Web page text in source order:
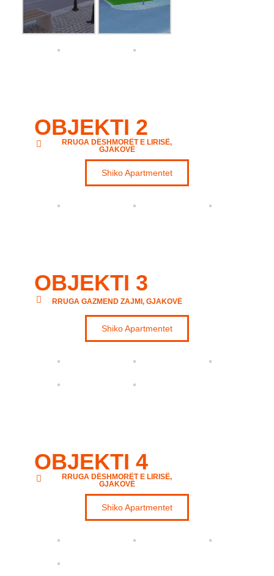
OBJEKTI 2
RRUGA DËSHMORËT E LIRISË,
GJAKOVË
Shiko Apartmentet
OBJEKTI 3
RRUGA GAZMEND ZAJMI, GJAKOVË
Shiko Apartmentet
OBJEKTI 4
RRUGA DËSHMORËT E LIRISË,
GJAKOVË
Shiko Apartmentet